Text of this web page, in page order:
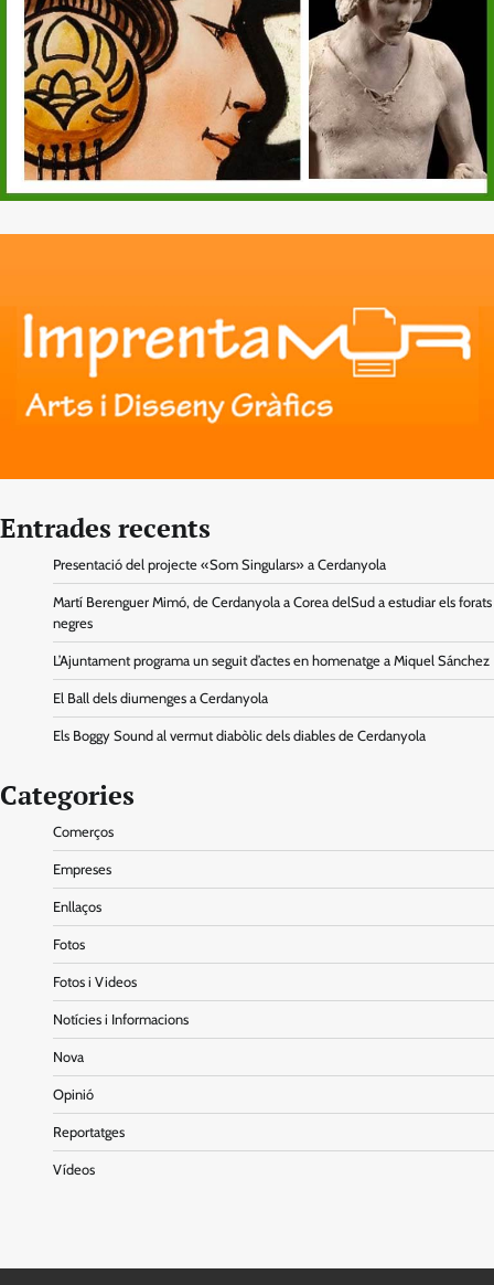
Entrades recents
Presentació del projecte «Som Singulars» a Cerdanyola
Martí Berenguer Mimó, de Cerdanyola a Corea delSud a estudiar els forats
negres
L’Ajuntament programa un seguit d’actes en homenatge a Miquel Sánchez
El Ball dels diumenges a Cerdanyola
Els Boggy Sound al vermut diabòlic dels diables de Cerdanyola
Categories
Comerços
Empreses
Enllaços
Fotos
Fotos i Videos
Notícies i Informacions
Nova
Opinió
Reportatges
Vídeos